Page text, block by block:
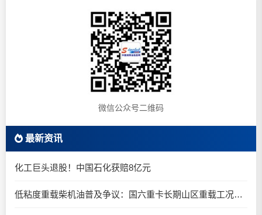
微信公众号二维码
最新资讯
化工巨头退股！中国石化获赔8亿元
低粘度重载柴机油普及争议：国六重卡长期山区重载工况是否适合0W-20柴油机油？